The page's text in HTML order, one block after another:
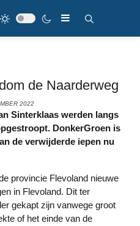
de Naarderweg
2022
DonkerGroen is
de verwijderde iepen nu
in Flevoland. Dit ter
gekapt zijn vanwege groot
of het einde van de